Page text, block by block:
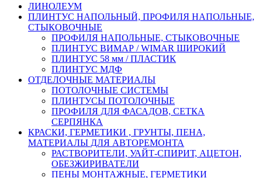
ЛИНОЛЕУМ
ПЛИНТУС НАПОЛЬНЫЙ, ПРОФИЛЯ НАПОЛЬНЫЕ,
СТЫКОВОЧНЫЕ
ПРОФИЛЯ НАПОЛЬНЫЕ, СТЫКОВОЧНЫЕ
ПЛИНТУС ВИМАР / WIMAR ШИРОКИЙ
ПЛИНТУС 58 мм / ПЛАСТИК
ПЛИНТУС МДФ
ОТДЕЛОЧНЫЕ МАТЕРИАЛЫ
ПОТОЛОЧНЫЕ СИСТЕМЫ
ПЛИНТУСЫ ПОТОЛОЧНЫЕ
ПРОФИЛЯ ДЛЯ ФАСАДОВ, СЕТКА
СЕРПЯНКА
КРАСКИ, ГЕРМЕТИКИ , ГРУНТЫ, ПЕНА,
МАТЕРИАЛЫ ДЛЯ АВТОРЕМОНТА
РАСТВОРИТЕЛИ, УАЙТ-СПИРИТ, АЦЕТОН,
ОБЕЗЖИРИВАТЕЛИ
ПЕНЫ МОНТАЖНЫЕ, ГЕРМЕТИКИ